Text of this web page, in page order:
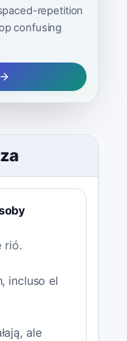
repetition
confusing
rió.
incluso el
ale